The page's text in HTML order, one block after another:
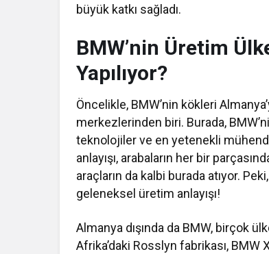
büyük katkı sağladı.
BMW’nin Üretim
Yapılıyor?
Öncelikle, BMW’nin kökleri
merkezlerinden biri. Burada,
teknolojiler ve en yetenekli
anlayışı, arabaların her bir
araçların da kalbi burada atıyor.
geleneksel üretim anlayışı!
Almanya dışında da BMW, birçok
Afrika’daki Rosslyn fabrikası, BMW